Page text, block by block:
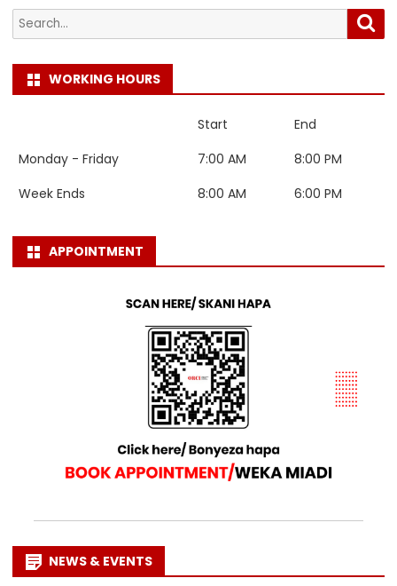
Search
for:
WORKING HOURS
Start
End
Monday - Friday
7:00 AM
8:00 PM
Week Ends
8:00 AM 6:00 PM
APPOINTMENT
NEWS & EVENTS